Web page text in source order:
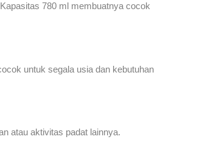
780 ml membuatnya cocok
untuk segala usia dan kebutuhan
atau aktivitas padat lainnya.